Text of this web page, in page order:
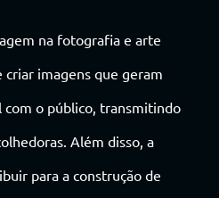
na fotografia e arte
criar imagens que geram
com o público, transmitindo
Além disso, a
para a construção de